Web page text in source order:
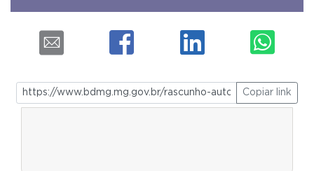
Copiar link